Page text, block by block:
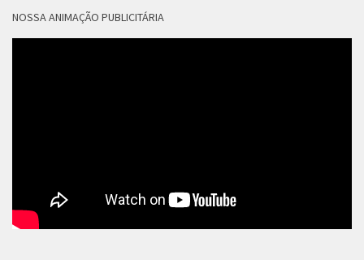
NOSSA ANIMAÇÃO PUBLICITÁRIA